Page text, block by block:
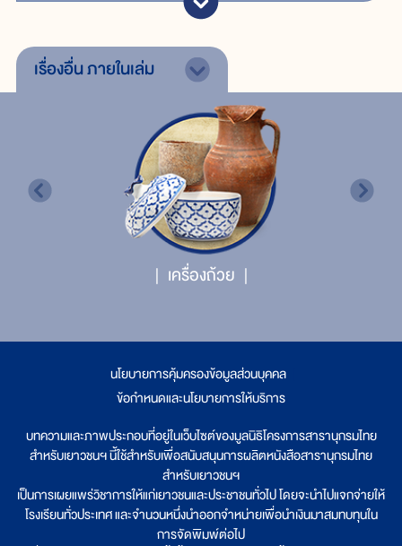
เรื่องอื่นภายในเล่ม
เครื่องถ้วย
นโยบายการคุ้มครองข้อมูลส่วนบุคคล
ข้อกำหนดและนโยบายการให้บริการ
บทความและภาพประกอบที่อยู่ในเว็บไซต์ของมูลนิธิโครงการสารานุกรมไทย
สำหรับเยาวชนฯ นี้ใช้สำหรับเพื่อสนับสนุนการผลิตหนังสือสารานุกรมไทย
สำหรับเยาวชนฯ
เป็นการเผยแพร่วิชาการให้แก่เยาวชนและประชาชนทั่วไป โดยจะนำไปแจกจ่ายให้
โรงเรียนทั่วประเทศ และจำนวนหนึ่งนำออกจำหน่ายเพื่อนำเงินมาสมทบทุนใน
การจัดพิมพ์ต่อไป